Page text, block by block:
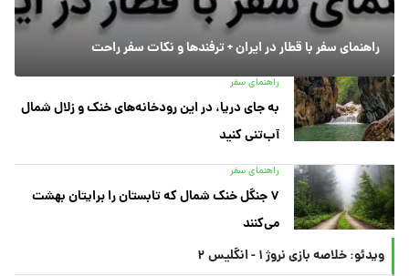
راهنمای سفر با قطار در ایران + ترفندها و نکات سفر راحت
راهنمای سفر
به جای دریا، در این رودخانه‌های خنک و زلال شمال
آب‌تنی کنید
راهنمای سفر
۷ جنگل خنک شمال که تابستان را برایتان بهشت
می‌کنند
ویدئو: خلاصه بازی نروژ ۱ - انگلیس ۲